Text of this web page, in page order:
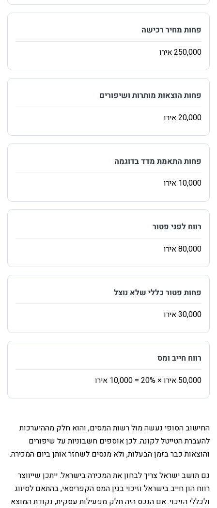
‏פחות מחיר רכישה
‏פחות הוצאות מותרות ושיפורים
‏פחות התאמת מדד בדוגמה
‏רווח לפני פטור
‏פחות פטור כללי שלא נוצל
‏רווח חייב ומס
‏החישוב הסופי נעשה מול רשות המסים, והוא חלק מההיערכות
להעברת הטייטל לקונה. לכן אוספים חשבוניות על שיפורים
והוצאות כבר בזמן הבעלות, ולא מנסים לשחזר אותן ביום המכירה.
‏גם תושב ישראל צריך לבחון את המכירה בישראל. ייתכן שייווצר
רווח הון חייב בישראל וזיכוי בגין המס הקפריסאי, בהתאם לסיווג
ולכללי הזיכוי. אם הנכס היה חלק מפעילות עסקית, נקודת המוצא